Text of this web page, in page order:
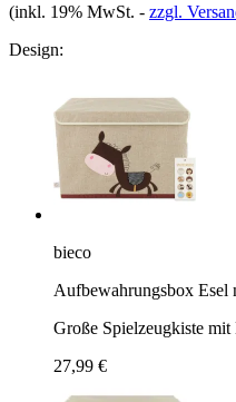
(inkl. 19% MwSt. - zzgl.
Design:
bieco
Aufbewahrungsbox Esel
Große Spielzeugkiste
27,99 €